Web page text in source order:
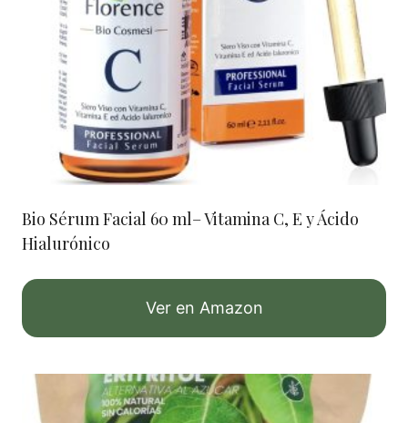
Bio Sérum Facial 60 ml– Vitamina C, E y Ácido
Hialurónico
Ver en Amazon